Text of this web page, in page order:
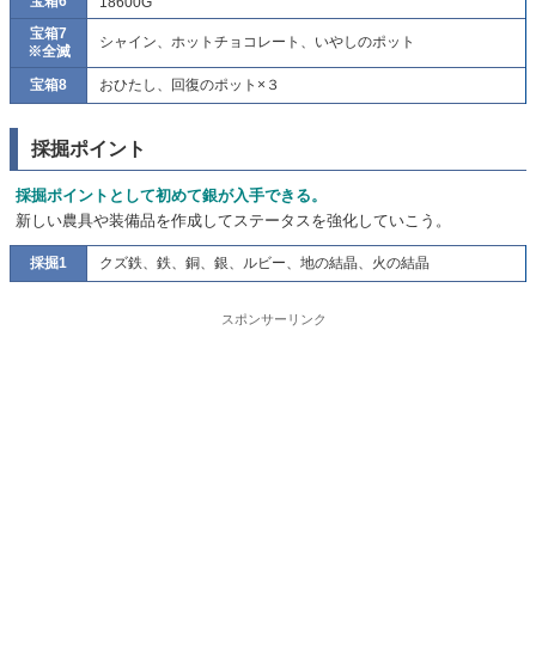
宝箱7
※全滅
シャイン、ホットチョコレート、いやしのポット
宝箱8 おひたし、回復のポット×３
採掘ポイント
採掘ポイントとして初めて銀が入手できる。
新しい農具や装備品を作成してステータスを強化していこう。
採掘1 クズ鉄、鉄、銅、銀、ルビー、地の結晶、火の結晶
スポンサーリンク